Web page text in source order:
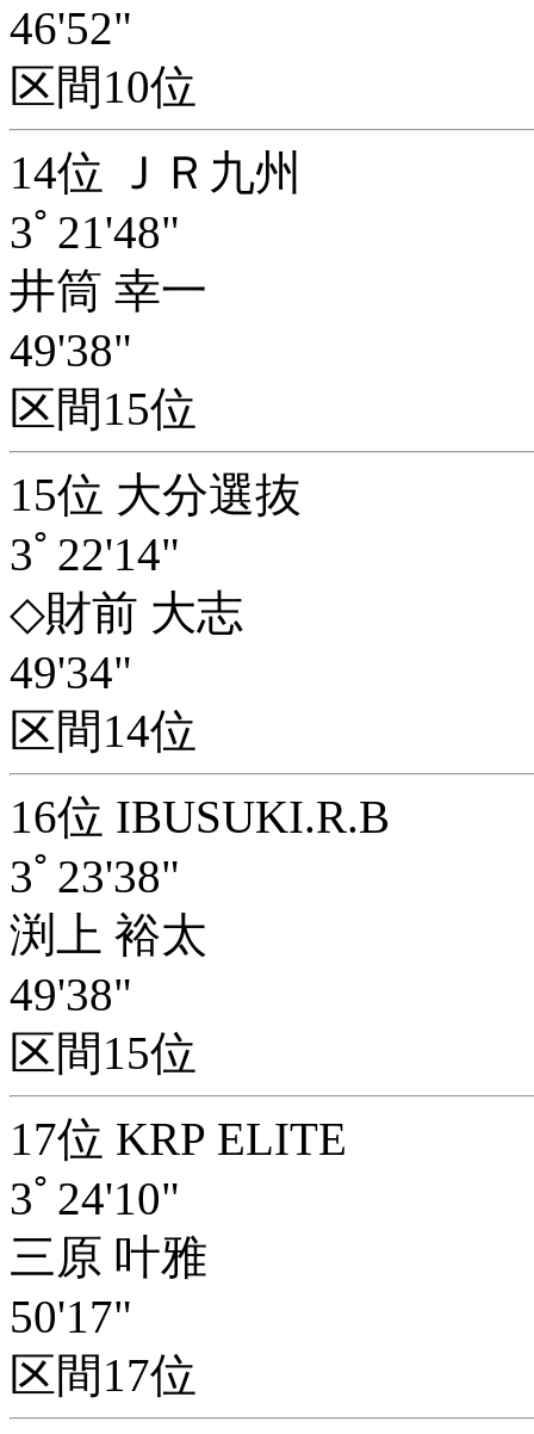
46'52"
区間10位
14位 ＪＲ九州
3ﾟ21'48"
井筒 幸一
49'38"
区間15位
15位 大分選抜
3ﾟ22'14"
◇財前 大志
49'34"
区間14位
16位 IBUSUKI.R.B
3ﾟ23'38"
渕上 裕太
49'38"
区間15位
17位 KRP ELITE
3ﾟ24'10"
三原 叶雅
50'17"
区間17位